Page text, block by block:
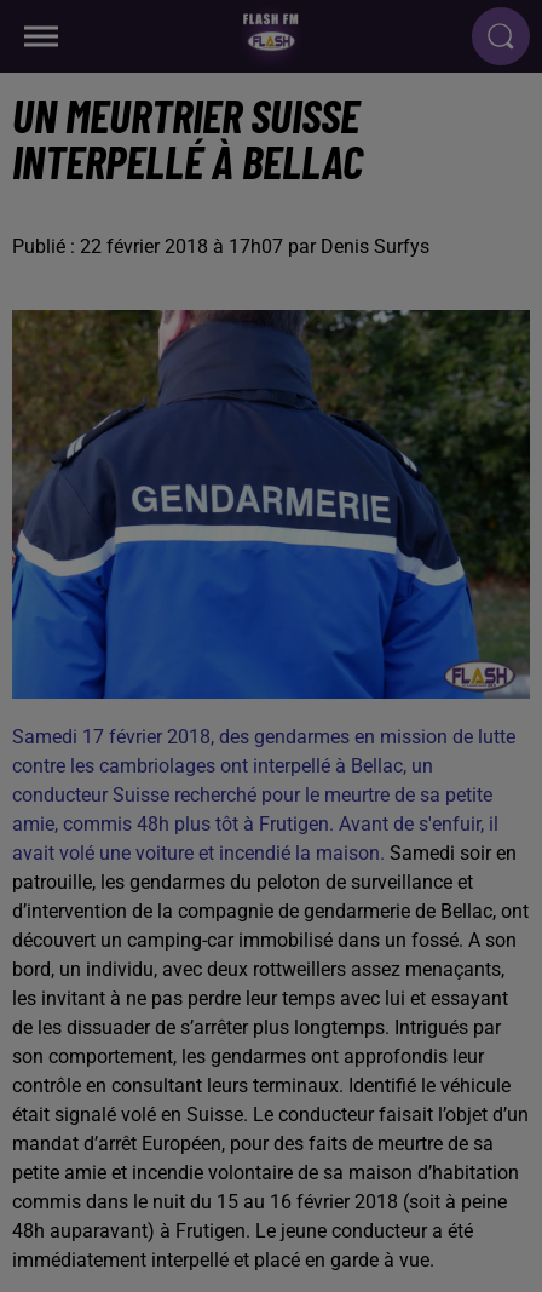
UN MEURTRIER SUISSE
INTERPELLÉ À BELLAC
Publié : 22 février 2018 à 17h07 par Denis Surfys
Samedi 17 février 2018, des gendarmes en mission de lutte
contre les cambriolages ont interpellé à Bellac, un
conducteur Suisse recherché pour le meurtre de sa petite
amie, commis 48h plus tôt à Frutigen. Avant de s'enfuir, il
avait volé une voiture et incendié la maison. Samedi soir en
patrouille, les gendarmes du peloton de surveillance et
d’intervention de la compagnie de gendarmerie de Bellac, ont
découvert un camping-car immobilisé dans un fossé. A son
bord, un individu, avec deux rottweillers assez menaçants,
les invitant à ne pas perdre leur temps avec lui et essayant
de les dissuader de s’arrêter plus longtemps. Intrigués par
son comportement, les gendarmes ont approfondis leur
contrôle en consultant leurs terminaux. Identifié le véhicule
était signalé volé en Suisse. Le conducteur faisait l’objet d’un
mandat d’arrêt Européen, pour des faits de meurtre de sa
petite amie et incendie volontaire de sa maison d’habitation
commis dans le nuit du 15 au 16 février 2018 (soit à peine
48h auparavant) à Frutigen. Le jeune conducteur a été
immédiatement interpellé et placé en garde à vue.